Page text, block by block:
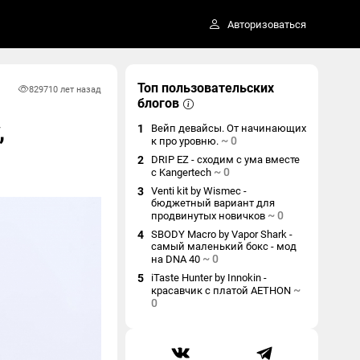
Авторизоваться
829710 лет назад
Топ пользовательских
блогов
1
Вейп девайсы. От начинающих
к про уровню. ~0
2
DRIP EZ - сходим с ума вместе
с Kangertech ~0
3 Venti kit by Wismec -
бюджетный вариант для
продвинутых новичков ~0
4 SBODY Macro by Vapor Shark -
самый маленький бокс - мод
на DNA 40 ~0
5
iTaste Hunter by Innokin -
красавчик с платой AETHON ~
0